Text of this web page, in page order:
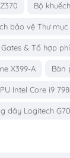
Bộ
bảo vệ Thư
Gates & Tổ hợp
X399-A Bàn
Intel Core i9
dây Logitech